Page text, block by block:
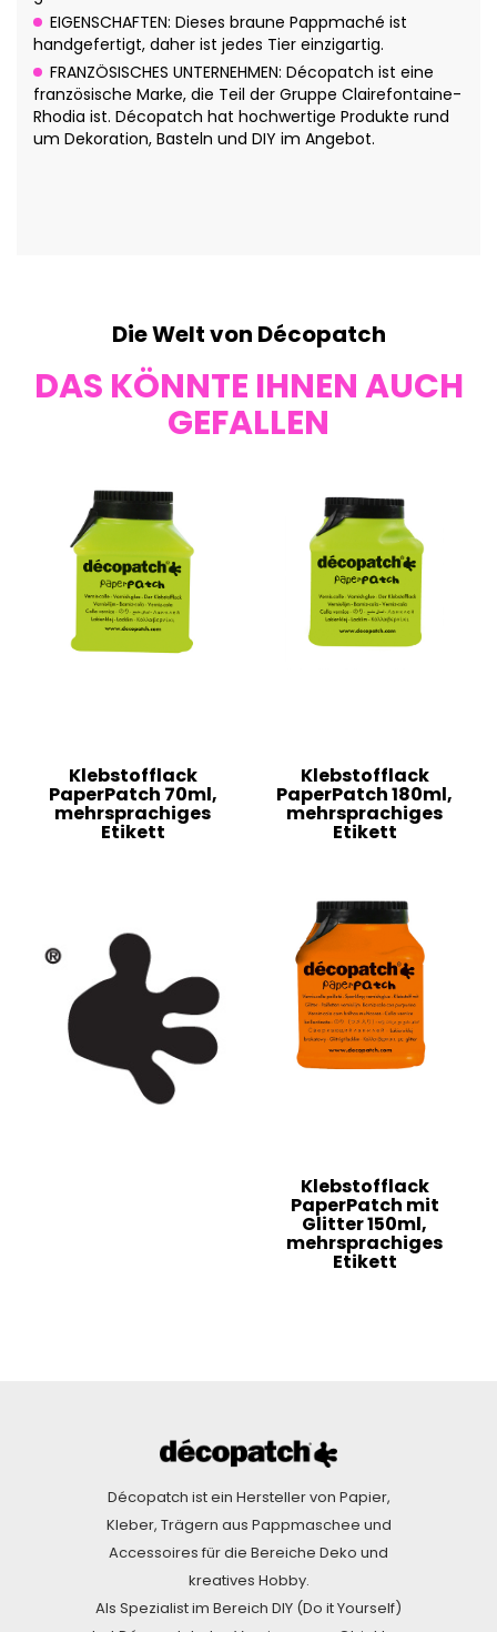
EIGENSCHAFTEN: Dieses braune Pappmaché ist
handgefertigt, daher ist jedes Tier einzigartig.
FRANZÖSISCHES UNTERNEHMEN: Décopatch ist eine
französische Marke, die Teil der Gruppe Clairefontaine-
Rhodia ist. Décopatch hat hochwertige Produkte rund
um Dekoration, Basteln und DIY im Angebot.
Die Welt von Décopatch
DAS KÖNNTE IHNEN AUCH
GEFALLEN
Klebstofflack
PaperPatch 70ml,
mehrsprachiges
Etikett
Klebstofflack
PaperPatch 180ml,
mehrsprachiges
Etikett
Klebstofflack
PaperPatch mit
Glitter 150ml,
mehrsprachiges
Etikett
Décopatch ist ein Hersteller von Papier,
Kleber, Trägern aus Pappmaschee und
Accessoires für die Bereiche Deko und
kreatives Hobby.
Als Spezialist im Bereich DIY (Do it Yourself)